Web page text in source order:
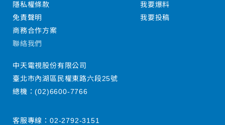
隱私權條款
免責聲明
商務合作方案
我要爆料
我要投稿
聯絡我們
中天電視股份有限公司
臺北市內湖區民權東路六段25號
總機：(02)6600-7766
客服專線： 02-2792-3151